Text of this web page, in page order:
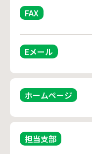
FAX
Eメール
ホームページ
担当支部